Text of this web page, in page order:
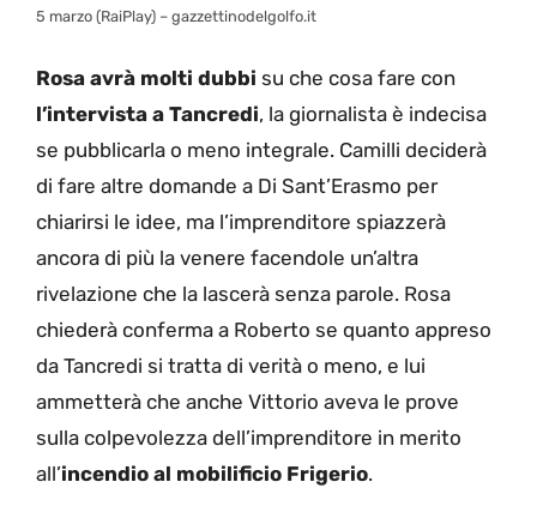
5 marzo (RaiPlay) – gazzettinodelgolfo.it
Rosa avrà molti dubbi su che cosa fare con
l’intervista a Tancredi, la giornalista è indecisa
se pubblicarla o meno integrale. Camilli deciderà
di fare altre domande a Di Sant’Erasmo per
chiarirsi le idee, ma l’imprenditore spiazzerà
ancora di più la venere facendole un’altra
rivelazione che la lascerà senza parole. Rosa
chiederà conferma a Roberto se quanto appreso
da Tancredi si tratta di verità o meno, e lui
ammetterà che anche Vittorio aveva le prove
sulla colpevolezza dell’imprenditore in merito
all’incendio al mobilificio Frigerio.